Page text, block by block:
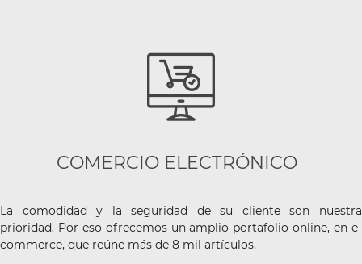
COMERCIO ELECTRÓNICO
La comodidad y la seguridad de su cliente son nuestra
prioridad. Por eso ofrecemos un amplio portafolio online, en e-
commerce, que reúne más de 8 mil artículos.